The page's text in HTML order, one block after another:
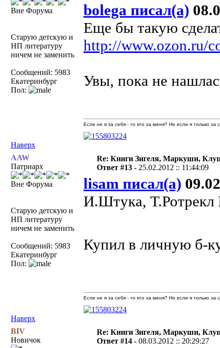
Вне Форума
Старую детскую и
НП литературу
ничем не заменить
Сообщений: 5983
Екатеринбург
Пол:
bolega писал(а)
Еще бы такую
http://www.ozon.ru/
Увы, пока не
Наверх
Если не я за себя - то кто за меня? Но если я только
AAW
Патриарх
Вне Форума
Старую детскую и
НП литературу
ничем не заменить
Сообщений: 5983
Екатеринбург
Пол:
Re: Книги Зигеля, Маркуши,
Ответ #13 - 25.02.2012 :: 11:44:09
lisam писал(а)
И.Штука, Т.Ротрекл
Купил в личную б-
Наверх
Если не я за себя - то кто за меня? Но если я только
BIV
Новичок
Re: Книги Зигеля, Маркуши,
Ответ #14 -08.03.2012 :: 20:29:27